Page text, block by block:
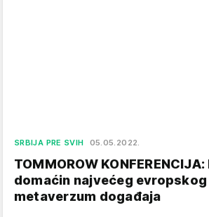
SRBIJA PRE SVIH 05.05.2022.
TOMMOROW
domaćin najvećeg
metaverzum događaja